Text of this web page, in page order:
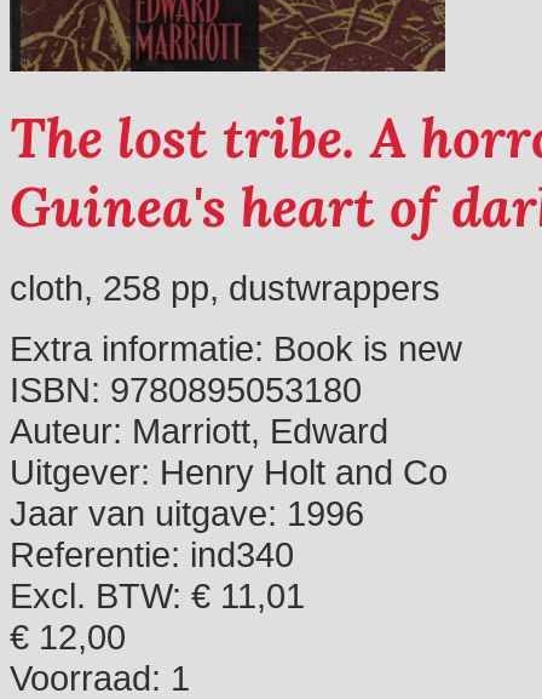
The lost tribe. A
Guinea's heart of
cloth, 258 pp, dustwrappers
Extra informatie: Book is new
ISBN: 9780895053180
Auteur: Marriott, Edward
Uitgever: Henry Holt and Co
Jaar van uitgave: 1996
Referentie: ind340
Excl. BTW: € 11,01
€ 12,00
Voorraad: 1